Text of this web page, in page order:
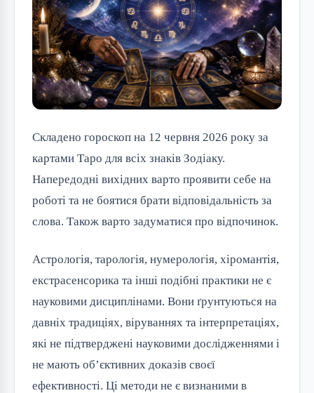
Складено гороскоп на 12 червня 2026 року за
картами Таро для всіх знаків Зодіаку.
Напередодні вихідних варто проявити себе на
роботі та не боятися брати відповідальність за
слова. Також варто задуматися про відпочинок.
Астрологія, тарологія, нумерологія, хіромантія,
екстрасенсорика та інші подібні практики не є
науковими дисциплінами. Вони ґрунтуються на
давніх традиціях, віруваннях та інтерпретаціях,
які не підтверджені науковими дослідженнями і
не мають об’єктивних доказів своєї
ефективності. Ці методи не є визнаними в